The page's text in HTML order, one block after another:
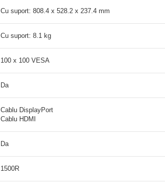
Cu suport: 808.4 x 528.2 x 237.4 mm
Cu suport: 8.1 kg
100 x 100 VESA
Da
Cablu DisplayPort
Cablu HDMI
Da
1500R